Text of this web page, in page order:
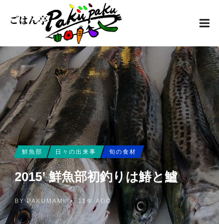
鮮魚部 日々の出来事 旬の食材
2015’ 鮮魚部初釣りは鰆と鱸
BYPAKUMAMI • 11年 AGO